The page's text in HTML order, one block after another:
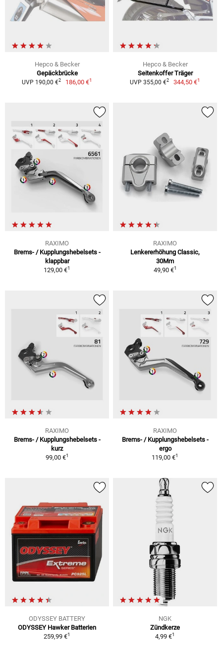
Hepco & Becker
Gepäckbrücke
UVP 190,00 €2 186,00 €1
Hepco & Becker
Seitenkoffer Träger
UVP 355,00 €2 344,50 €1
RAXIMO
Brems- / Kupplungshebelsets -
klappbar
129,00 €1
RAXIMO
Lenkererhöhung Classic,
30Mm
49,90 €1
RAXIMO
Brems- / Kupplungshebelsets -
kurz
99,00 €1
RAXIMO
Brems- / Kupplungshebelsets -
ergo
119,00 €1
ODYSSEY BATTERY
ODYSSEY Hawker Batterien
259,99 €1
NGK
Zündkerze
4,99 €1